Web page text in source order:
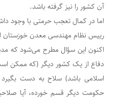
آن کشور را نیز گرفته باشد.
اما در کمال تعجب حرمتی با وجود
رییس نظام مهندسی معدن
اکنون این سؤال مطرح می‌شود که
دفاع از یک کشور دیگر (که ممکن
اسلامی باشد) سلاح به دست بگیرد
حکومت دیگر قسم خورده، آیا